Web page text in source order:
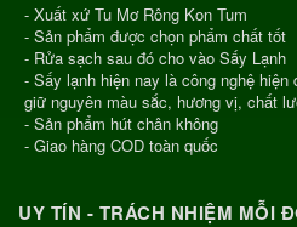
- Xuất xứ Tu Mơ Rông Kon Tum
- Sản phẩm được chọn phẩm chất tốt
- Rửa sạch sau đó cho vào Sấy Lạnh
- Sấy lạnh hiện nay là công nghệ
giữ nguyên màu sắc, hương vị, chất
- Sản phẩm hút chân không
- Giao hàng COD toàn quốc
UY TÍN - TRÁCH NHIỆM MỖI